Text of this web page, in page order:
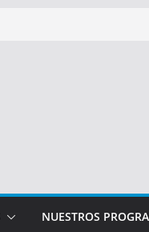
NUESTROS